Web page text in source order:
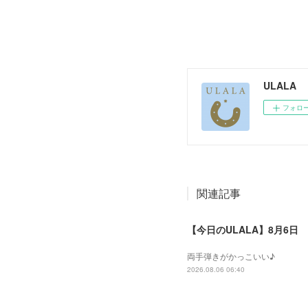
ULALA
フォロ
関連記事
【今日のULALA】8月6日
両手弾きがかっこいい♪
2026.08.06 06:40